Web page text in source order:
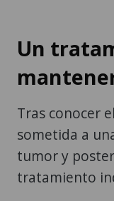
Un
Tras conocer
sometida a
tumor y
tratamiento